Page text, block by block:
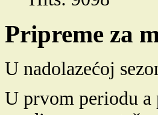
Pripreme za
U nadolazećoj
U prvom periodu a